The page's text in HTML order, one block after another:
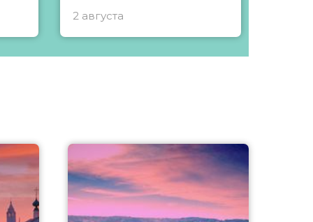
2 августа